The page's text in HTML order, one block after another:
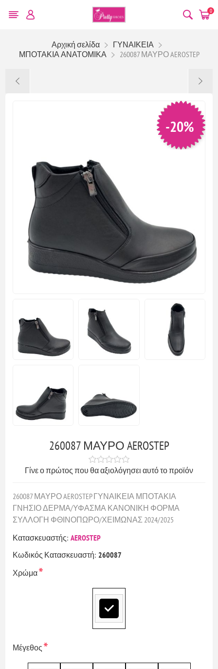
0
Αρχική σελίδα
ΓΥΝΑΙΚΕΙΑ
ΜΠΟΤΑΚΙΑ ΑΝΑΤΟΜΙΚΑ
260087 ΜΑΥΡΟ AEROSTEP
-20%
260087 ΜΑΥΡΟ AEROSTEP
Γίνε ο πρώτος που θα αξιολόγησει αυτό το προϊόν
260087 ΜΑΥΡΟ AEROSTEP ΓΥΝΑΙΚΕΙΑ ΜΠΟΤΑΚΙΑ
ΓΝΗΣΙΟ ΔΕΡΜΑ/ΥΦΑΣΜΑ ΚΑΝΟΝΙΚΗ ΦΟΡΜΑ
ΣΥΛΛΟΓΗ ΦΘΙΝΟΠΩΡΟ/ΧΕΙΜΩΝΑΣ 2024/2025
Κατασκευαστής: AEROSTEP
Κωδικός Κατασκευαστή: 260087
Χρώμα*
Μέγεθος*